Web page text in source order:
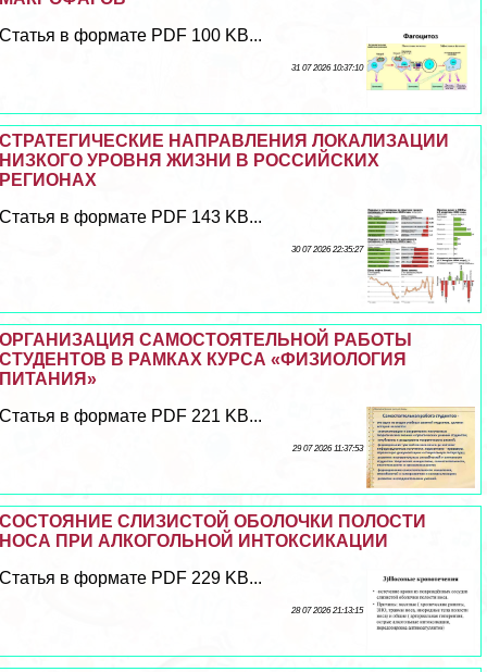
Статья в формате PDF 100 KB...
31 07 2026 10:37:10
СТРАТЕГИЧЕСКИЕ НАПРАВЛЕНИЯ ЛОКАЛИЗАЦИИ
НИЗКОГО УРОВНЯ ЖИЗНИ В РОССИЙСКИХ
РЕГИОНАХ
Статья в формате PDF 143 KB...
30 07 2026 22:35:27
ОРГАНИЗАЦИЯ САМОСТОЯТЕЛЬНОЙ РАБОТЫ
СТУДЕНТОВ В РАМКАХ КУРСА «ФИЗИОЛОГИЯ
ПИТАНИЯ»
Статья в формате PDF 221 KB...
29 07 2026 11:37:53
СОСТОЯНИЕ СЛИЗИСТОЙ ОБОЛОЧКИ ПОЛОСТИ
НОСА ПРИ АЛКОГОЛЬНОЙ ИНТОКСИКАЦИИ
Статья в формате PDF 229 KB...
28 07 2026 21:13:15